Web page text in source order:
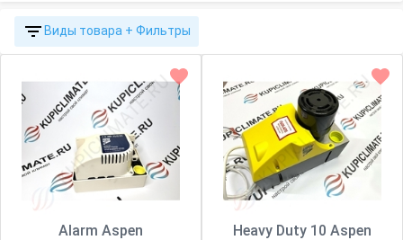
Виды товара + Фильтры
Alarm Aspen
Heavy Duty 10 Aspen